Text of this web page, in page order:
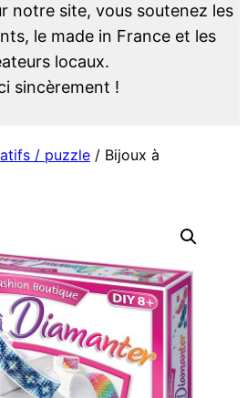
notre site, vous soutenez les
le made in France et les
locaux.
sincèrement !
/ puzzle / Bijoux à